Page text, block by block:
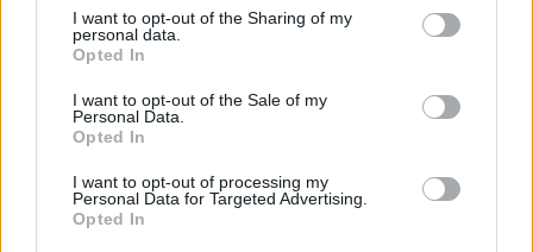
I want to opt-out of the Sharing of my
personal data.
Opted In
I want to opt-out of the Sale of my
Personal Data.
Opted In
I want to opt-out of processing my
Personal Data for Targeted Advertising.
Opted In
regisztrációhoz kötött.
Az előfizetés a következőket tartalmazza:
Kötéslisták: BÉT elmúlt 2 év napon belüli
kötéslistái
Előfizetés